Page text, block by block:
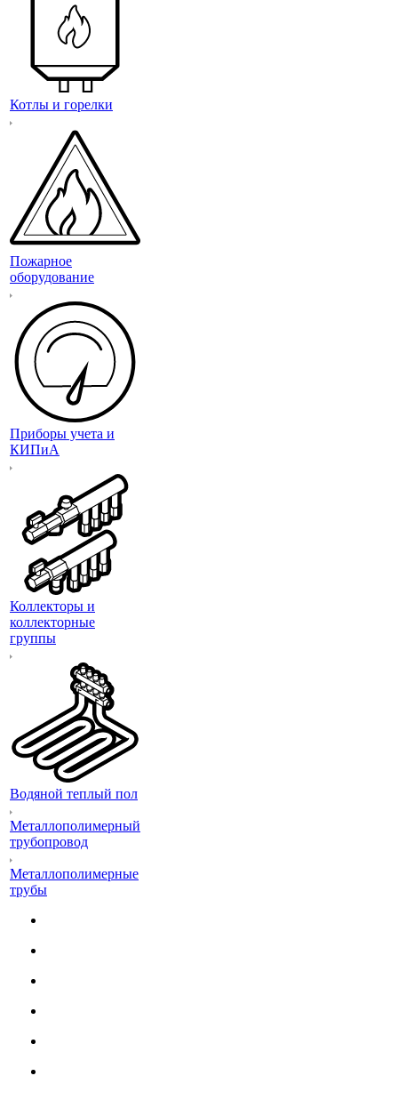
Котлы и горелки
Пожарное
оборудование
Приборы учета и
КИПиА
Коллекторы и
коллекторные
группы
Водяной теплый пол
Металлополимерный
трубопровод
Металлополимерные
трубы